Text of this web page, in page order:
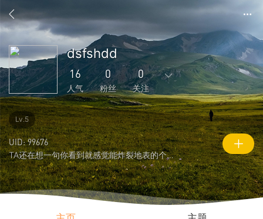
dsfshdd
16
人气
0
粉丝
0
关注
149
主题
81
回复
0
好友
0
粉丝
0
关注
0
说说
16
人气
1946
积分
Lv.5
UID: 99676
TA还在想一句你看到就感觉能炸裂地表的个性签名